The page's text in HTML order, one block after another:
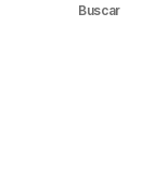
Buscar